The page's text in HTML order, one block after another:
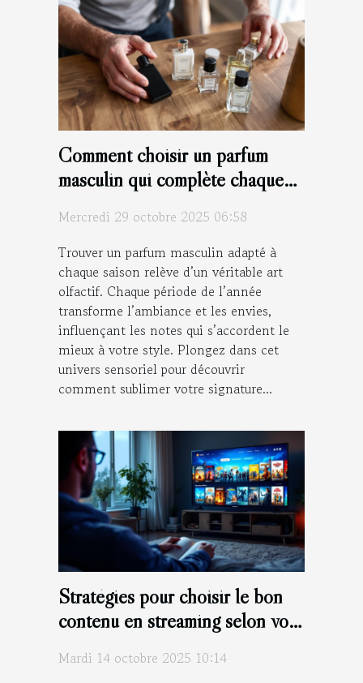
Comment choisir un parfum
masculin qui complète chaque
Mercredi 29 octobre 2025 06:58
Trouver un parfum masculin adapté à
chaque saison relève d’un véritable art
olfactif. Chaque période de l’année
transforme l’ambiance et les envies,
influençant les notes qui s’accordent le
mieux à votre style. Plongez dans cet
univers sensoriel pour découvrir
comment sublimer votre signature...
Stratégies pour choisir le bon
contenu en streaming selon vos
Mardi 14 octobre 2025 10:14